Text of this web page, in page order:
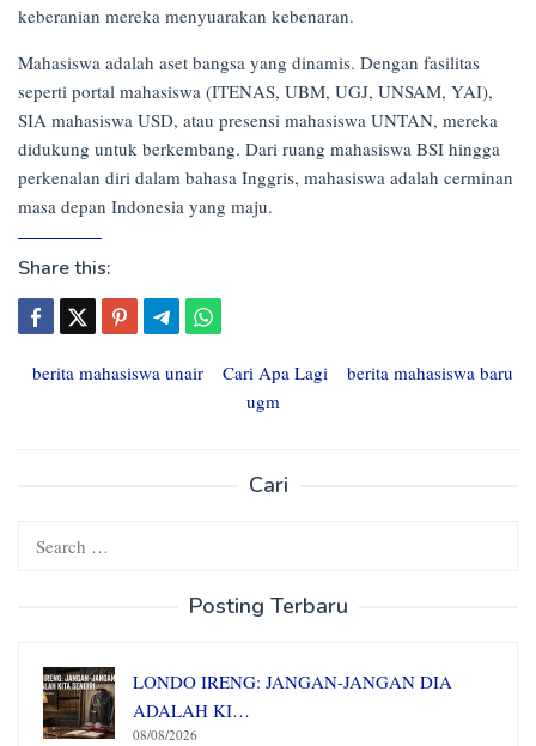
keberanian mereka menyuarakan kebenaran.
Mahasiswa adalah aset bangsa yang dinamis. Dengan fasilitas
seperti portal mahasiswa (ITENAS, UBM, UGJ, UNSAM, YAI),
SIA mahasiswa USD, atau presensi mahasiswa UNTAN, mereka
didukung untuk berkembang. Dari ruang mahasiswa BSI hingga
perkenalan diri dalam bahasa Inggris, mahasiswa adalah cerminan
masa depan Indonesia yang maju.
Share this:
berita mahasiswa unair Cari Apa Lagi
berita mahasiswa baru
ugm
Cari
Posting Terbaru
LONDO IRENG: JANGAN-JANGAN DIA
ADALAH KI…
08/08/2026